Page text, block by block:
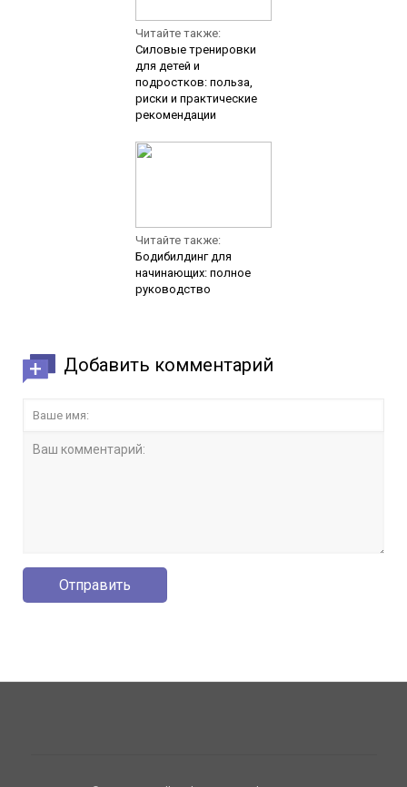
Читайте также:
Силовые тренировки
для детей и
подростков: польза,
риски и практические
рекомендации
Читайте также:
Бодибилдинг для
начинающих: полное
руководство
Добавить комментарий